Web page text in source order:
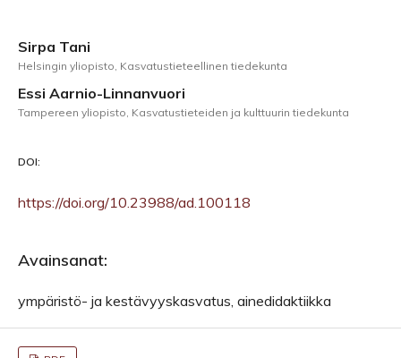
Sirpa Tani
Helsingin yliopisto, Kasvatustieteellinen tiedekunta
Essi Aarnio-Linnanvuori
Tampereen yliopisto, Kasvatustieteiden ja kulttuurin tiedekunta
DOI:
https://doi.org/10.23988/ad.100118
Avainsanat:
ympäristö- ja kestävyyskasvatus, ainedidaktiikka